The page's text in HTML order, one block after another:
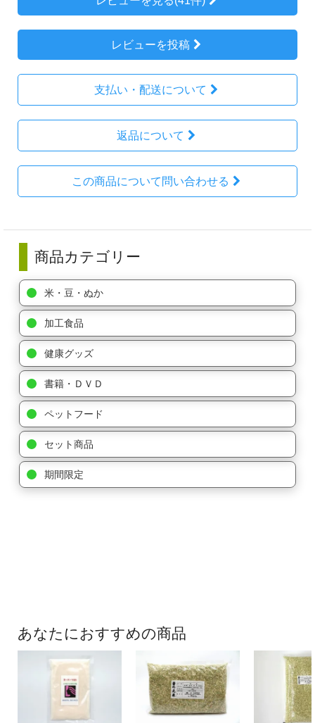
レビューを投稿
支払い・配送について
返品について
この商品について問い合わせる
商品カテゴリー
米・豆・ぬか
加工食品
健康グッズ
書籍・ＤＶＤ
ペットフード
セット商品
期間限定
あなたにおすすめの商品